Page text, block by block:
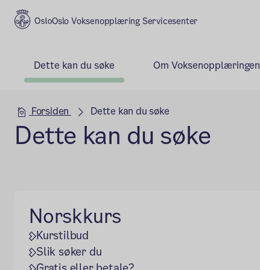
Oslo Voksenopplæring Servicesenter
Dette kan du søke Om Voksenopplæringen
Hovedseksjon
Forsiden Dette kan du søke
Dette kan du søke
Norskkurs
Kurstilbud
Slik søker du